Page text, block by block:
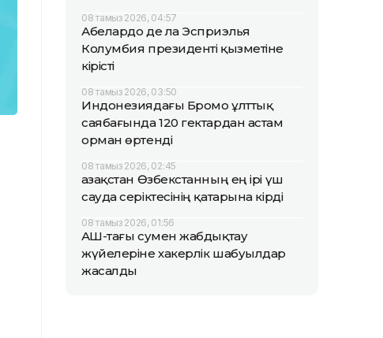
08 тамыз 2026, 04:57
Абелардо де ла Эсприэлья
Колумбия президенті қызметіне
кірісті
08 тамыз 2026, 03:50
Индонезиядағы Бромо ұлттық
саябағында 120 гектардан астам
орман өртенді
08 тамыз 2026, 02:45
Қазақстан Өзбекстанның ең ірі үш
сауда серіктесінің қатарына кірді
08 тамыз 2026, 01:56
АҚШ-тағы сумен жабдықтау
жүйелеріне хакерлік шабуылдар
жасалды